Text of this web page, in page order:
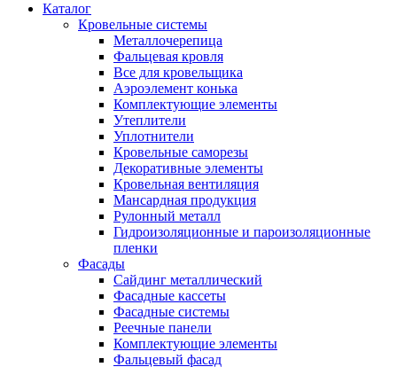
Каталог
Кровельные системы
Металлочерепица
Фальцевая кровля
Все для кровельщика
Аэроэлемент конька
Комплектующие элементы
Утеплители
Уплотнители
Кровельные саморезы
Декоративные элементы
Кровельная вентиляция
Мансардная продукция
Рулонный металл
Гидроизоляционные и пароизоляционные
пленки
Фасады
Сайдинг металлический
Фасадные кассеты
Фасадные системы
Реечные панели
Комплектующие элементы
Фальцевый фасад